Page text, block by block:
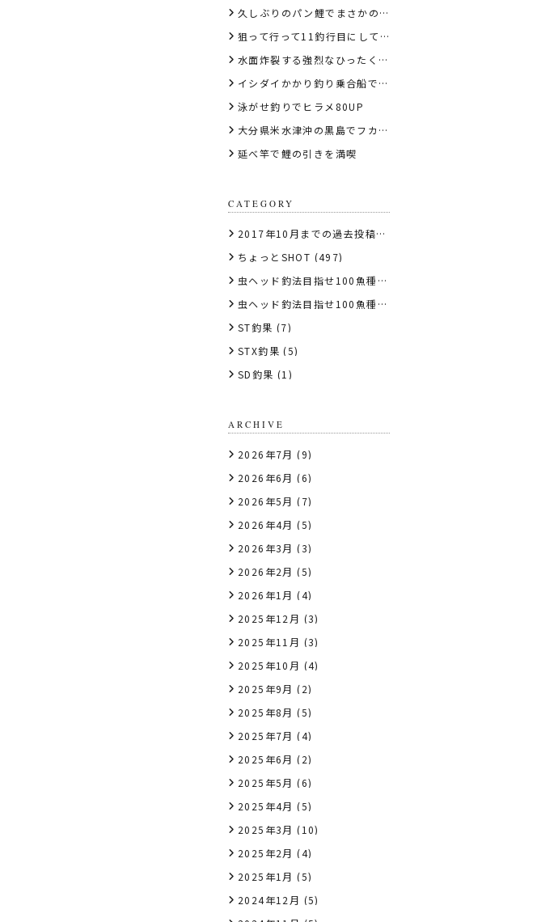
久しぶりのパン鯉でまさかの錦鯉
狙って行って11釣行目にして初めてのGT
水面炸裂する強烈なひったくりバイトでバラフエダイ
イシダイかかり釣り乗合船で竿頭
泳がせ釣りでヒラメ80UP
大分県米水津沖の黒島でフカセ釣りグレ
延べ竿で鯉の引きを満喫
CATEGORY
2017年10月までの過去投稿はこちら
ちょっとSHOT (497)
虫ヘッド釣法目指せ100魚種キャンペーン2017
虫ヘッド釣法目指せ100魚種キャンペーン2018
ST釣果 (7)
STX釣果 (5)
SD釣果 (1)
ARCHIVE
2026年7月 (9)
2026年6月 (6)
2026年5月 (7)
2026年4月 (5)
2026年3月 (3)
2026年2月 (5)
2026年1月 (4)
2025年12月 (3)
2025年11月 (3)
2025年10月 (4)
2025年9月 (2)
2025年8月 (5)
2025年7月 (4)
2025年6月 (2)
2025年5月 (6)
2025年4月 (5)
2025年3月 (10)
2025年2月 (4)
2025年1月 (5)
2024年12月 (5)